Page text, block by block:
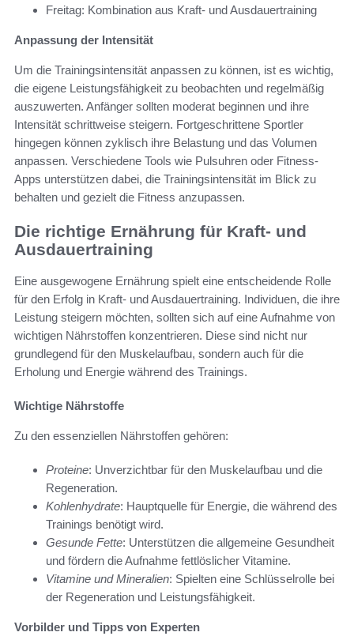
Freitag: Kombination aus Kraft- und Ausdauertraining
Anpassung der Intensität
Um die Trainingsintensität anpassen zu können, ist es wichtig,
die eigene Leistungsfähigkeit zu beobachten und regelmäßig
auszuwerten. Anfänger sollten moderat beginnen und ihre
Intensität schrittweise steigern. Fortgeschrittene Sportler
hingegen können zyklisch ihre Belastung und das Volumen
anpassen. Verschiedene Tools wie Pulsuhren oder Fitness-
Apps unterstützen dabei, die Trainingsintensität im Blick zu
behalten und gezielt die Fitness anzupassen.
Die richtige Ernährung für Kraft- und
Ausdauertraining
Eine ausgewogene Ernährung spielt eine entscheidende Rolle
für den Erfolg in Kraft- und Ausdauertraining. Individuen, die ihre
Leistung steigern möchten, sollten sich auf eine Aufnahme von
wichtigen Nährstoffen konzentrieren. Diese sind nicht nur
grundlegend für den Muskelaufbau, sondern auch für die
Erholung und Energie während des Trainings.
Wichtige Nährstoffe
Zu den essenziellen Nährstoffen gehören:
Proteine: Unverzichtbar für den Muskelaufbau und die
Regeneration.
Kohlenhydrate: Hauptquelle für Energie, die während des
Trainings benötigt wird.
Gesunde Fette: Unterstützen die allgemeine Gesundheit
und fördern die Aufnahme fettlöslicher Vitamine.
Vitamine und Mineralien: Spielten eine Schlüsselrolle bei
der Regeneration und Leistungsfähigkeit.
Vorbilder und Tipps von Experten